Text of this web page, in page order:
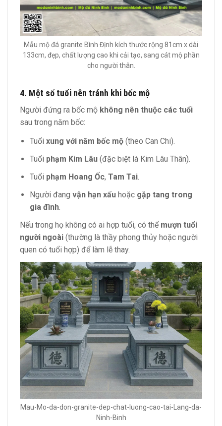
Mẫu mộ đá granite Bình Định kích thước rộng 81cm x dài
133cm, đẹp, chất lượng cao khi cải tạo, sang cát mộ phần
cho người thân.
4. Một số tuổi nên tránh khi bốc mộ
Người đứng ra bốc mộ không nên thuộc các tuổi
sau trong năm bốc:
Tuổi xung với năm bốc mộ (theo Can Chi).
Tuổi phạm Kim Lâu (đặc biệt là Kim Lâu Thân).
Tuổi phạm Hoang Ốc, Tam Tai.
Người đang vận hạn xấu hoặc gặp tang trong
gia đình
Nếu trong họ không có ai hợp tuổi, có thể mượn tuổi
người ngoài (thường là thầy phong thủy hoặc người
quen có tuổi hợp) để làm lễ thay.
Mau-Mo-da-don-granite-dep-chat-luong-cao-tai-Lang-da-
Ninh-Binh